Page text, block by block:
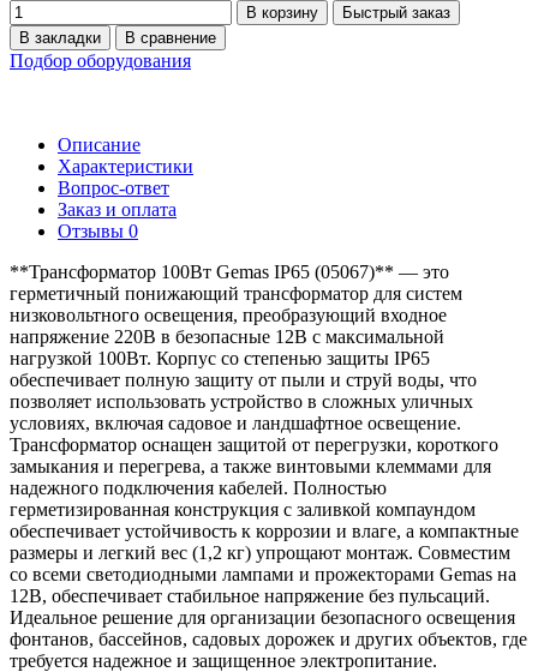
В корзину
Быстрый заказ
В закладки
В сравнение
Подбор оборудования
Описание
Характеристики
Вопрос-ответ
Заказ и оплата
Отзывы 0
**Трансформатор 100Вт Gemas IP65 (05067)** — это
герметичный понижающий трансформатор для систем
низковольтного освещения, преобразующий входное
напряжение 220В в безопасные 12В с максимальной
нагрузкой 100Вт. Корпус со степенью защиты IP65
обеспечивает полную защиту от пыли и струй воды, что
позволяет использовать устройство в сложных уличных
условиях, включая садовое и ландшафтное освещение.
Трансформатор оснащен защитой от перегрузки, короткого
замыкания и перегрева, а также винтовыми клеммами для
надежного подключения кабелей. Полностью
герметизированная конструкция с заливкой компаундом
обеспечивает устойчивость к коррозии и влаге, а компактные
размеры и легкий вес (1,2 кг) упрощают монтаж. Совместим
со всеми светодиодными лампами и прожекторами Gemas на
12В, обеспечивает стабильное напряжение без пульсаций.
Идеальное решение для организации безопасного освещения
фонтанов, бассейнов, садовых дорожек и других объектов, где
требуется надежное и защищенное электропитание.